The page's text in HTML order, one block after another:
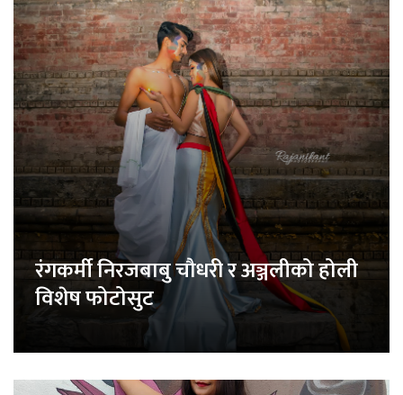
रंगकर्मी निरजबाबु चौधरी र अञ्जलीको होली
विशेष फोटोसुट